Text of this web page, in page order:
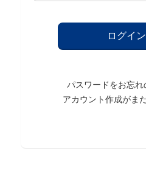
パスワードをお忘れ
アカウント作成がま